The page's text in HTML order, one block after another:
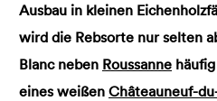
Ausbau in kleinen
wird die Rebsorte nur selten
Blanc neben Roussanne
eines weißen Châteauneuf-